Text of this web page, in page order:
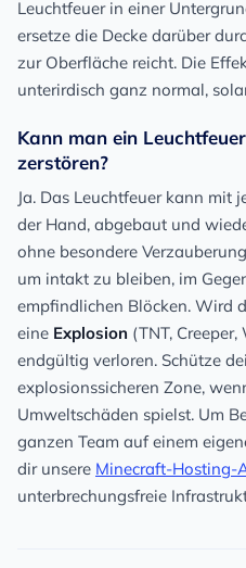
Leuchtfeuer in einer
ersetze die Decke darüber
zur Oberfläche reicht. Die
unterirdisch ganz normal,
Kann man ein
zerstören?
Ja. Das Leuchtfeuer kann mit
der Hand, abgebaut und
ohne besondere
um intakt zu bleiben, im
empfindlichen Blöcken. Wird
eine Explosion (TNT,
endgültig verloren. Schütze
explosionssicheren Zone,
Umweltschäden spielst. Um
ganzen Team auf einem
dir unsere Minecraft-Hosting-
unterbrechungsfreie